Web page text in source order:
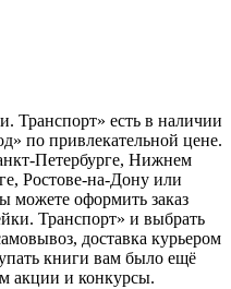
Транспорт» есть в наличии
по привлекательной цене.
Петербурге, Нижнем
Ростове-на-Дону или
можете оформить заказ
Транспорт» и выбрать
доставка курьером
книги вам было ещё
акции и конкурсы.